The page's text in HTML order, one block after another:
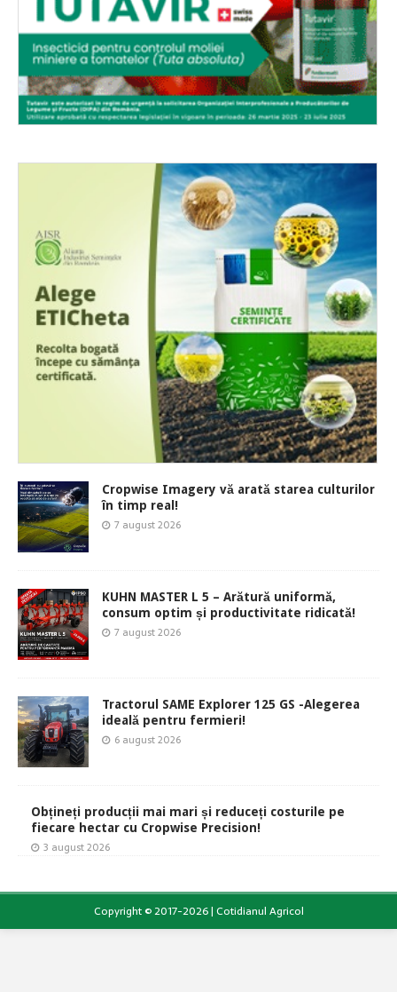
Cropwise Imagery vă arată starea culturilor
în timp real!
7 august 2026
KUHN MASTER L 5 – Arătură uniformă,
consum optim și productivitate ridicată!
7 august 2026
Tractorul SAME Explorer 125 GS -Alegerea
ideală pentru fermieri!
6 august 2026
Obțineți producții mai mari și reduceți costurile pe
fiecare hectar cu Cropwise Precision!
3 august 2026
Copyright © 2017-2026 | Cotidianul Agricol